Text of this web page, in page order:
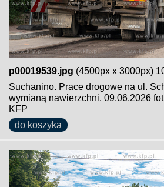
p00019539.jpg (4500px x 3000px)
Suchanino. Prace drogowe na ul.
wymianą nawierzchni. 09.06.2026
KFP
do koszyka